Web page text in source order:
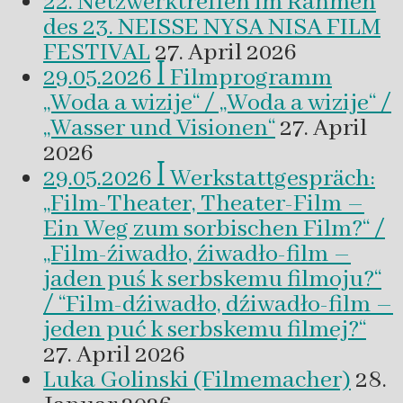
des 23. NEISSE NYSA NISA FILM
FESTIVAL27. April 2026
29.05.2026 ꟾ Filmprogramm
„Woda a wizije“ / „Woda a wizije“ /
„Wasser und Visionen“27. April
2026
29.05.2026 ꟾ Werkstattgespräch:
„Film-Theater, Theater-Film –
Ein Weg zum sorbischen Film?“ /
„Film-źiwadło, źiwadło-film –
jaden puś k serbskemu filmoju?“
/ “Film-dźiwadło, dźiwadło-film –
jeden puć k serbskemu filmej?“
27. April 2026
Luka Golinski (Filmemacher)28.